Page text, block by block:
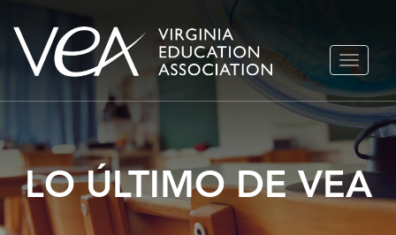
Ir
LO ÚLTIMO DE VEA